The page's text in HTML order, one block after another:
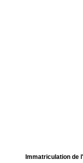
Immatriculation de